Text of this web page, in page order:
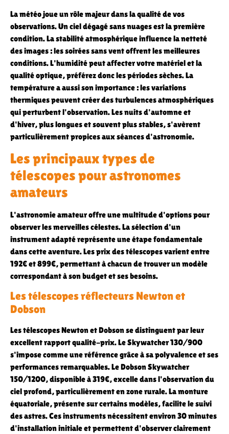
La météo joue un rôle majeur dans la qualité de vos
observations. Un ciel dégagé sans nuages est la première
condition. La stabilité atmosphérique influence la netteté
des images : les soirées sans vent offrent les meilleures
conditions. L'humidité peut affecter votre matériel et la
qualité optique, préférez donc les périodes sèches. La
température a aussi son importance : les variations
thermiques peuvent créer des turbulences atmosphériques
qui perturbent l'observation. Les nuits d'automne et
d'hiver, plus longues et souvent plus stables, s'avèrent
particulièrement propices aux séances d'astronomie.
Les principaux types de
télescopes pour astronomes
amateurs
L'astronomie amateur offre une multitude d'options pour
observer les merveilles célestes. La sélection d'un
instrument adapté représente une étape fondamentale
dans cette aventure. Les prix des télescopes varient entre
192€ et 899€, permettant à chacun de trouver un modèle
correspondant à son budget et ses besoins.
Les télescopes réflecteurs Newton et
Dobson
Les télescopes Newton et Dobson se distinguent par leur
excellent rapport qualité-prix. Le Skywatcher 130/900
s'impose comme une référence grâce à sa polyvalence et ses
performances remarquables. Le Dobson Skywatcher
150/1200, disponible à 319€, excelle dans l'observation du
ciel profond, particulièrement en zone rurale. La monture
équatoriale, présente sur certains modèles, facilite le suivi
des astres. Ces instruments nécessitent environ 30 minutes
d'installation initiale et permettent d'observer clairement